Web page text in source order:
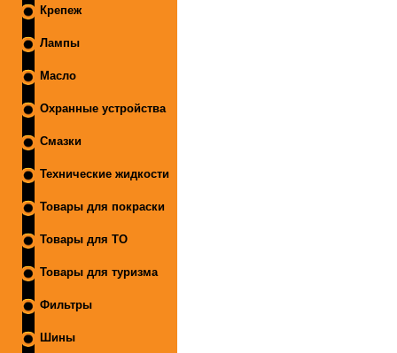
Крепеж
Лампы
Масло
Охранные устройства
Смазки
Технические жидкости
Товары для покраски
Товары для ТО
Товары для туризма
Фильтры
Шины